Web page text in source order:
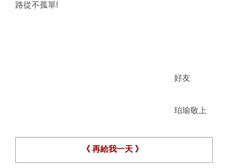
路從不孤單!
好友
珀瑜敬上
《 再給我一天 》